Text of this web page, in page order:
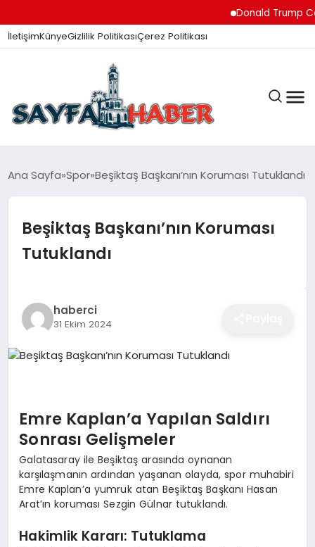
Donald Trump
İletişimKünyeGizlilik PolitikasıÇerez Politikası
ANA SAYFA
GÜNDEM
EĞITIM
SAĞLIK
SPOR
YAŞAM
Ana Sayfa Spor Beşiktaş Başkanı’nın Koruması Tutuklandı
Beşiktaş Başkanı’nın Koruması
Tutuklandı
haberci
31 Ekim 2024
Emre Kaplan’a Yapılan Saldırı
Sonrası Gelişmeler
Galatasaray ile Beşiktaş arasında oynanan
karşılaşmanın ardından yaşanan olayda, spor muhabiri
Emre Kaplan’a yumruk atan Beşiktaş Başkanı Hasan
Arat’ın koruması Sezgin Gülnar tutuklandı.
Hakimlik Kararı: Tutuklama